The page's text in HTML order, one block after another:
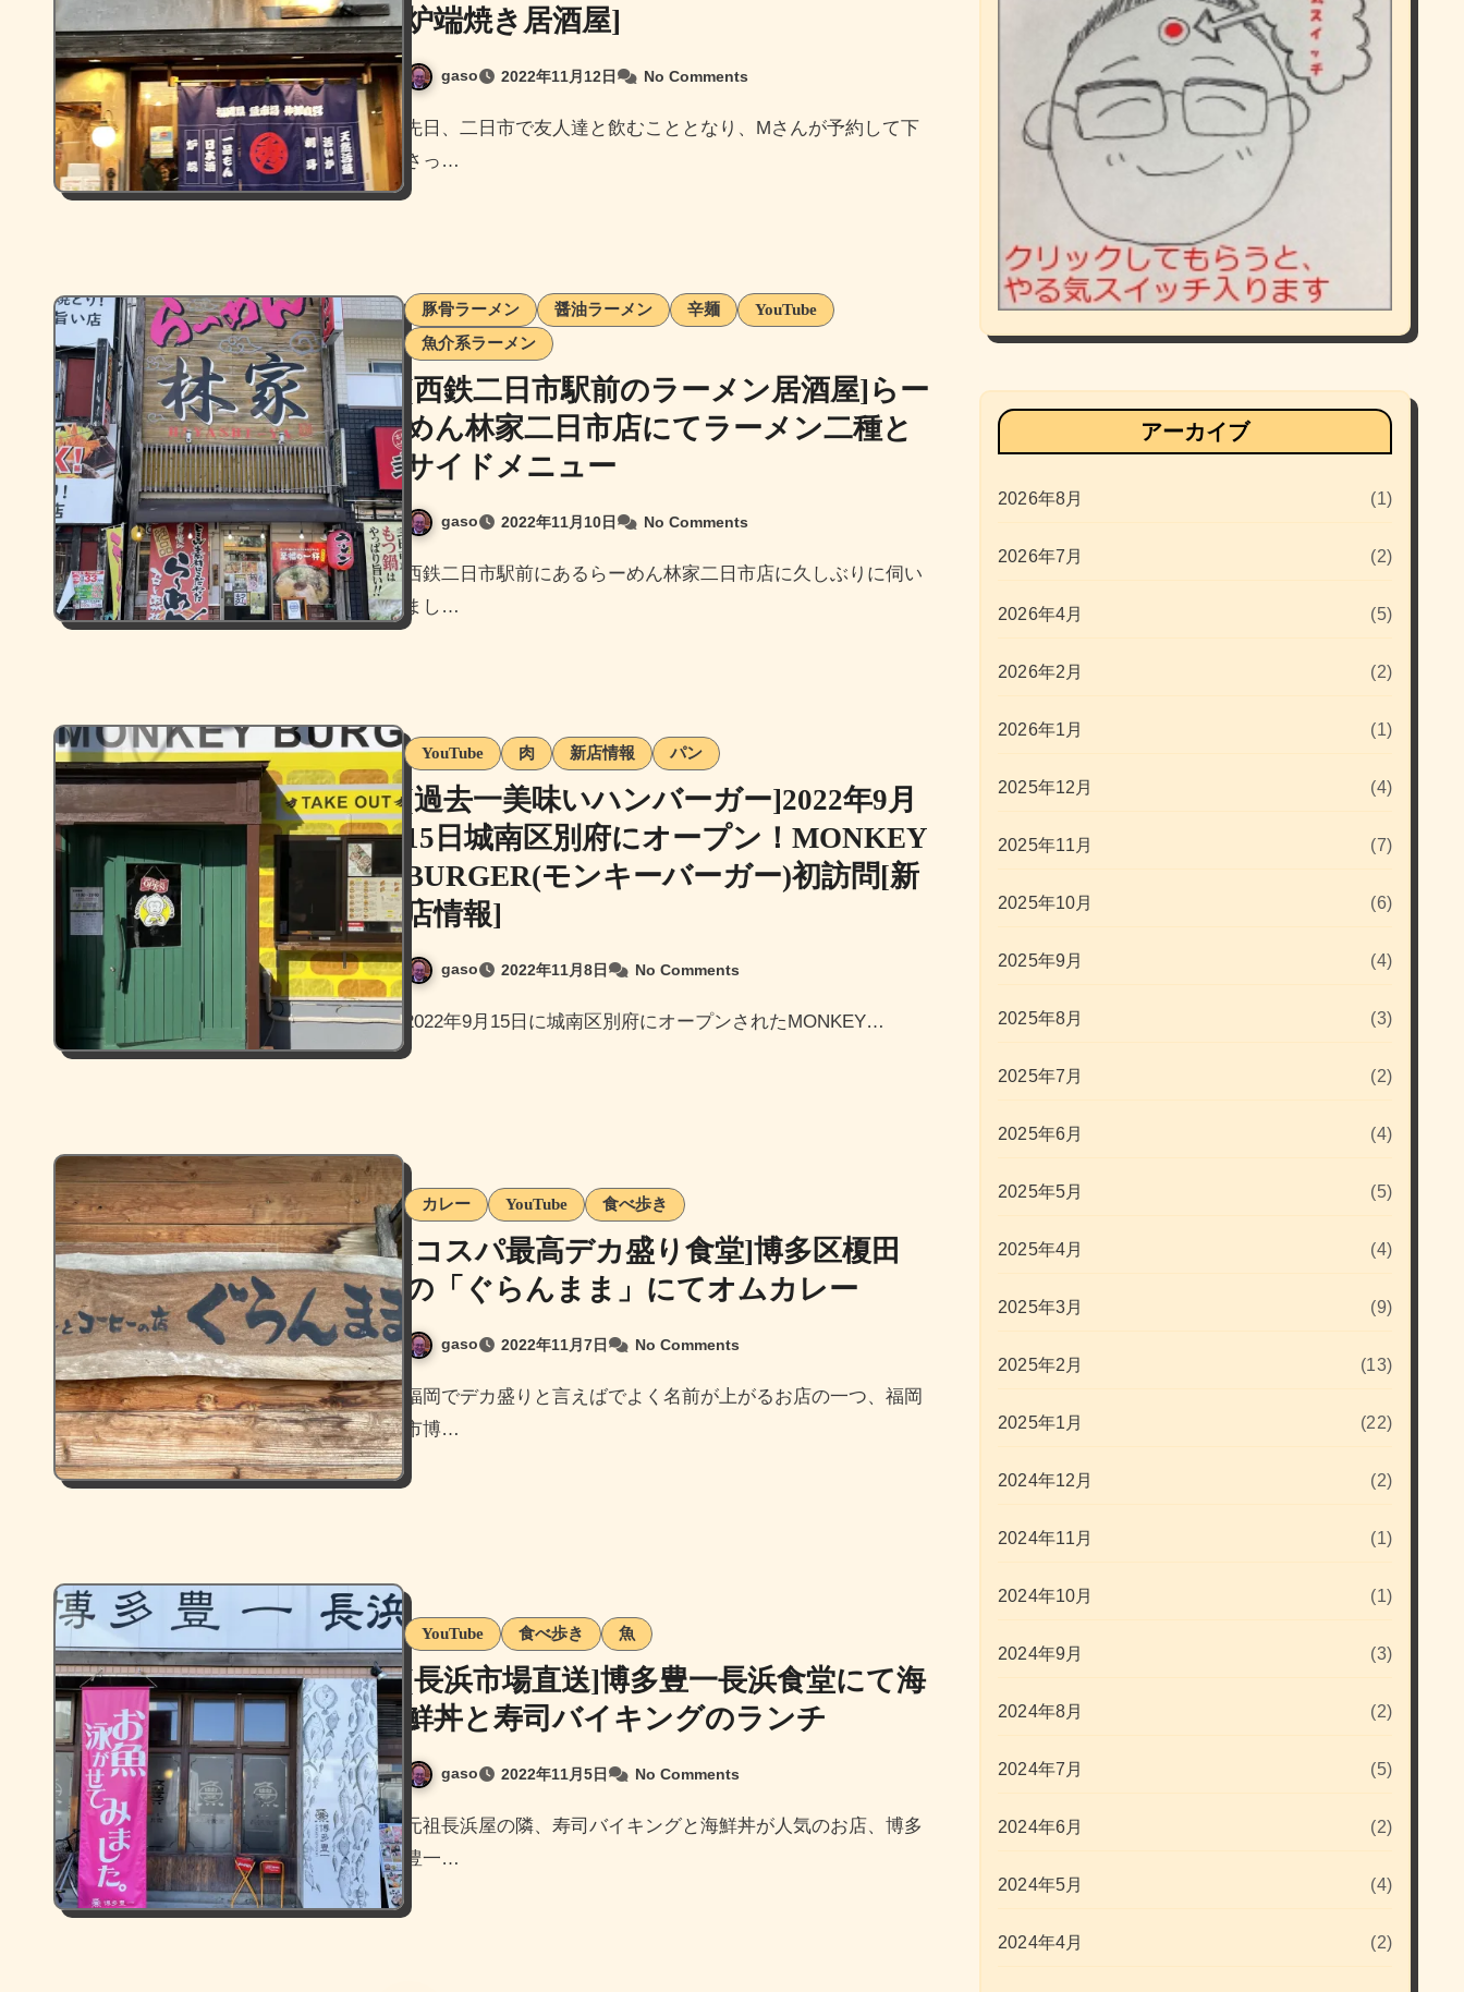
炉端焼き居酒屋]
gaso 2022年11月12日 No Comments
先日、二日市で友人達と飲むこととなり、Mさんが予約して下
さっ…
豚骨ラーメン 醤油ラーメン 辛麺
YouTube
魚介系ラーメン
[西鉄二日市駅前のラーメン居酒屋]らー
めん林家二日市店にてラーメン二種と
サイドメニュー
gaso 2022年11月10日 No Comments
西鉄二日市駅前にあるらーめん林家二日市店に久しぶりに伺い
まし…
YouTube 肉 新店情報 パン
[過去一美味いハンバーガー]2022年9月
15日城南区別府にオープン！MONKEY
BURGER(モンキーバーガー)初訪問[新
店情報]
gaso 2022年11月8日 No Comments
2022年9月15日に城南区別府にオープンされたMONKEY…
カレー YouTube 食べ歩き
[コスパ最高デカ盛り食堂]博多区榎田
の「ぐらんまま」にてオムカレー
gaso 2022年11月7日 No Comments
福岡でデカ盛りと言えばでよく名前が上がるお店の一つ、福岡
市博…
YouTube 食べ歩き 魚
[長浜市場直送]博多豊一長浜食堂にて海
鮮丼と寿司バイキングのランチ
gaso 2022年11月5日 No Comments
元祖長浜屋の隣、寿司バイキングと海鮮丼が人気のお店、博多
豊一…
アーカイブ
2026年8月 (1)
2026年7月 (2)
2026年4月 (5)
2026年2月 (2)
2026年1月 (1)
2025年12月 (4)
2025年11月 (7)
2025年10月 (6)
2025年9月 (4)
2025年8月 (3)
2025年7月 (2)
2025年6月 (4)
2025年5月 (5)
2025年4月 (4)
2025年3月 (9)
2025年2月 (13)
2025年1月 (22)
2024年12月 (2)
2024年11月 (1)
2024年10月 (1)
2024年9月 (3)
2024年8月 (2)
2024年7月 (5)
2024年6月 (2)
2024年5月 (4)
2024年4月 (2)